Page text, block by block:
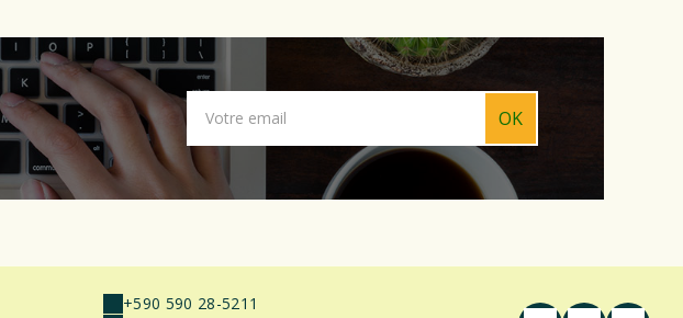
OK
+590 590 28-5211